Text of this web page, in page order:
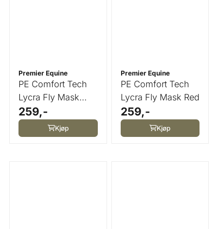
Premier Equine
PE Comfort Tech
Lycra Fly Mask
Grey
259,-
Kjøp
Premier Equine
PE Comfort Tech
Lycra Fly Mask Red
259,-
Kjøp